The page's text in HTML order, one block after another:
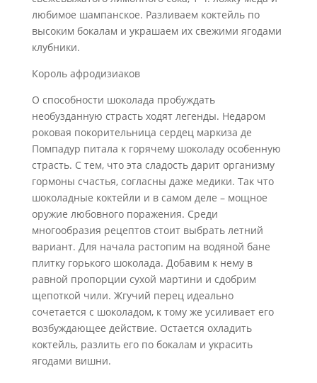
любимое шампанское. Разливаем коктейль по
высоким бокалам и украшаем их свежими ягодами
клубники.
Король афродизиаков
О способности шоколада пробуждать
необузданную страсть ходят легенды. Недаром
роковая покорительница сердец маркиза де
Помпадур питала к горячему шоколаду особенную
страсть. С тем, что эта сладость дарит организму
гормоны счастья, согласны даже медики. Так что
шоколадные коктейли и в самом деле – мощное
оружие любовного поражения. Среди
многообразия рецептов стоит выбрать летний
вариант. Для начала растопим на водяной бане
плитку горького шоколада. Добавим к нему в
равной пропорции сухой мартини и сдобрим
щепоткой чили. Жгучий перец идеально
сочетается с шоколадом, к тому же усиливает его
возбуждающее действие. Остается охладить
коктейль, разлить его по бокалам и украсить
ягодами вишни.